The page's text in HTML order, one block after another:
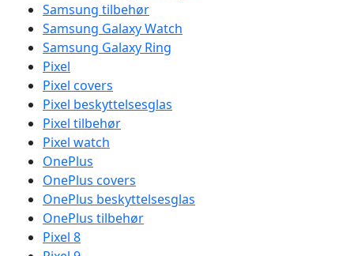
Samsung tilbehør
Samsung Galaxy Watch
Samsung Galaxy Ring
Pixel
Pixel covers
Pixel beskyttelsesglas
Pixel tilbehør
Pixel watch
OnePlus
OnePlus covers
OnePlus beskyttelsesglas
OnePlus tilbehør
Pixel 8